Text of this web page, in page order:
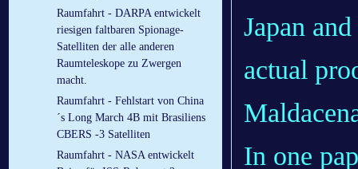
Raumfahrt - DARPA entwickelt
riesigen faltbaren Spionage-
Satelliten der alle anderen
Raumteleskope zu Zwergen
macht.
Raumfahrt - Fehlstart von China
´s Long March 4B mit Brasiliens
CBERS -3 Satelliten
Raumfahrt - NASA entwickelt
Japan
actual
In one